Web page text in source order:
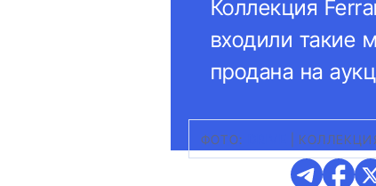
Коллекция
входили такие
продана на
ФОТО: